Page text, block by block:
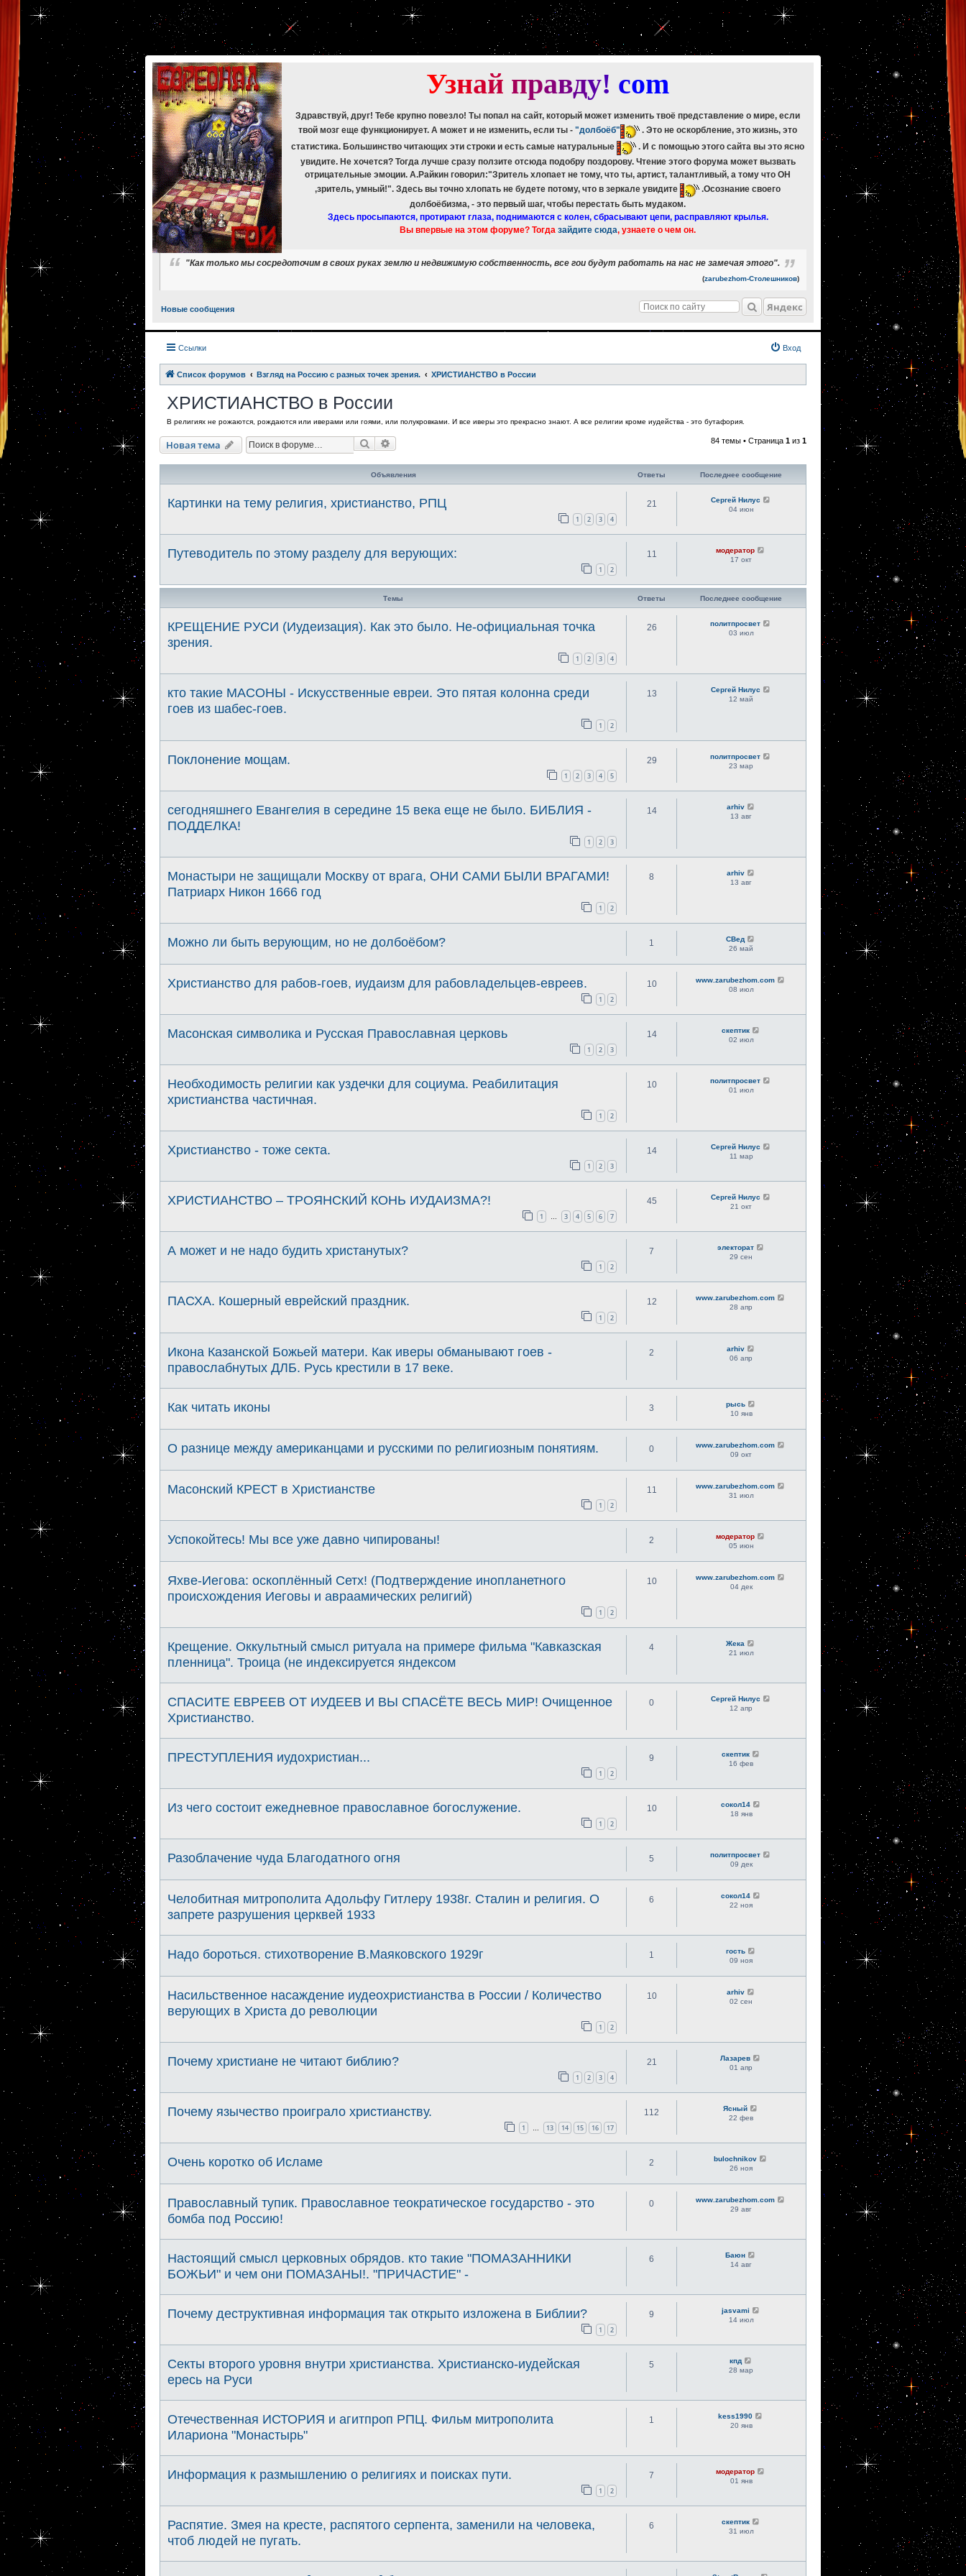
[phpBB Debug] PHP Warning : in file [ROOT]/phpbb/db/driver/mysqli.php
mysqli_fetch_assoc(): Couldn't fetch mysqli_result
[phpBB Debug] PHP Warning
[ROOT]/phpbb/db/driver/mysqli.php
mysqli_free_result(): Couldn't fetch mysqli_result
[phpBB Debug] PHP Warning
: in file [ROOT]/phpbb/db/driver/mysqli.php 265 :mysqli_fetch_assoc(): Couldn't fetch mysqli_result
[phpBB Debug] PHP Warning
: in file [ROOT]/phpbb/db/driver/mysqli.php on line 329 :mysqli_free_result(): Couldn't fetch mysqli_result
[phpBB Debug] PHP Warning
[ROOT]/phpbb/db/driver/mysqli.php on line 265 : mysqli_fetch_assoc(): Couldn't fetch mysqli_result
[phpBB Debug] PHP Warning
[ROOT]/phpbb/db/driver/mysqli.php on line mysqli_free_result(): Couldn't fetch mysqli_result
Узнай правду! com
Здравствуй, друг! Тебе крупно повезло! Ты попал на сайт, который может изменить твоё представление о мире, если
твой мозг еще функционирует. А может и не изменить, если ты - "долбоёб"
. Это не оскорбление, это жизнь, это
статистика. Большинство читающих эти строки и есть самые натуральные
. И с помощью этого сайта вы это ясно
увидите. Не хочется? Тогда лучше сразу ползите отсюда подобру поздорову. Чтение этого форума может вызвать
отрицательные эмоции. А.Райкин говорил:"Зритель хлопает не тому, что ты, артист, талантливый, а тому что ОН
,зритель, умный!". Здесь вы точно хлопать не будете потому, что в зеркале увидите
.Осознание своего
долбоёбизма, - это первый шаг, чтобы перестать быть мудаком.
Здесь просыпаются, протирают глаза, поднимаются с колен, сбрасывают цепи, расправляют крылья.
Вы впервые на этом форуме? Тогда зайдите сюда, узнаете о чем он.
"Как только мы сосредоточим в своих руках землю и недвижимую собственность, все гои будут работать на нас не замечая этого".
(zarubezhom-Столешников)
Новые сообщения Яндекс
Ссылки Вход
Список форумов Взгляд на Россию с разных точек зрения. ХРИСТИАНСТВО в России
ХРИСТИАНСТВО в России
В религиях не рожаются, рождаются или иверами или гоями, или полукровками. И все иверы это прекрасно знают. А все религии кроме иудейства - это бутафория.
Новая тема Поиск 84 темы • Страница 1 из 1
Объявления Ответы Последнее сообщение
Картинки на тему религия, христианство, РПЦ
1 2 3 4
21
Сергей Нилус
04 июн
Путеводитель по этому разделу для верующих:
1 2
11
модератор
17 окт
Темы Ответы Последнее сообщение
КРЕЩЕНИЕ РУСИ (Иудеизация). Как это было. Не-официальная точка
зрения.
1 2 3 4
26
политпросвет
03 июл
кто такие МАСОНЫ - Искусственные евреи. Это пятая колонна среди
гоев из шабес-гоев.
1 2
13
Сергей Нилус
12 май
Поклонение мощам.
1 2 3 4 5
29
политпросвет
23 мар
сегодняшнего Евангелия в середине 15 века еще не было. БИБЛИЯ -
ПОДДЕЛКА!
1 2 3
14
arhiv
13 авг
Монастыри не защищали Москву от врага, ОНИ САМИ БЫЛИ ВРАГАМИ!
Патриарх Никон 1666 год
1 2
8
arhiv
13 авг
Можно ли быть верующим, но не долбоёбом? 1
СВед
26 май
Христианство для рабов-гоев, иудаизм для рабовладельцев-евреев.
1 2
10
www.zarubezhom.com
08 июл
Масонская символика и Русская Православная церковь
1 2 3
14
скептик
02 июл
Необходимость религии как уздечки для социума. Реабилитация
христианства частичная.
1 2
10
политпросвет
01 июл
Христианство - тоже секта.
1 2 3
14
Сергей Нилус
11 мар
ХРИСТИАНСТВО – ТРОЯНСКИЙ КОНЬ ИУДАИЗМА?!
1 … 3 4 5 6 7
45
Сергей Нилус
21 окт
А может и не надо будить христанутых?
1 2
7
электорат
29 сен
ПАСХА. Кошерный еврейский праздник.
1 2
12
www.zarubezhom.com
28 апр
Икона Казанской Божьей матери. Как иверы обманывают гоев -
правослабнутых ДЛБ. Русь крестили в 17 веке.
2
arhiv
06 апр
Как читать иконы 3
рысь
10 янв
О разнице между американцами и русскими по религиозным понятиям. 0
www.zarubezhom.com
09 окт
Масонский КРЕСТ в Христианстве
1 2
11
www.zarubezhom.com
31 июл
Успокойтесь! Мы все уже давно чипированы! 2
модератор
05 июн
Яхве-Иегова: оскоплённый Сетх! (Подтверждение инопланетного
происхождения Иеговы и авраамических религий)
1 2
10
www.zarubezhom.com
04 дек
Крещение. Оккультный смысл ритуала на примере фильма "Кавказская
пленница". Троица (не индексируется яндексом
4
Жека
21 июл
СПАСИТЕ ЕВРЕЕВ ОТ ИУДЕЕВ И ВЫ СПАСЁТЕ ВЕСЬ МИР! Очищенное
Христианство.
0
Сергей Нилус
12 апр
ПРЕСТУПЛЕНИЯ иудохристиан...
1 2
9
скептик
16 фев
Из чего состоит ежедневное православное богослужение.
1 2
10
сокол14
18 янв
Разоблачение чуда Благодатного огня 5
политпросвет
09 дек
Челобитная митрополита Адольфу Гитлеру 1938г. Сталин и религия. О
запрете разрушения церквей 1933
6
сокол14
22 ноя
Надо бороться. стихотворение В.Маяковского 1929г 1
гость
09 ноя
Насильственное насаждение иудеохристианства в России / Количество
верующих в Христа до революции
1 2
10
arhiv
02 сен
Почему христиане не читают библию?
1 2 3 4
21
Лазарев
01 апр
Почему язычество проиграло христианству.
1 … 13 14 15 16 17
112
Ясный
22 фев
Очень коротко об Исламе 2
bulochnikov
26 ноя
Православный тупик. Православное теократическое государство - это
бомба под Россию!
0
www.zarubezhom.com
29 авг
Настоящий смысл церковных обрядов. кто такие "ПОМАЗАННИКИ
БОЖЬИ" и чем они ПОМАЗАНЫ!. "ПРИЧАСТИЕ" -
6
Баюн
14 авг
Почему деструктивная информация так открыто изложена в Библии?
1 2
9
jasvami
14 июл
Секты второго уровня внутри христианства. Христианско-иудейская
ересь на Руси
5
кпд
28 мар
Отечественная ИСТОРИЯ и агитпроп РПЦ. Фильм митрополита
Илариона "Монастырь"
1
kess1990
20 янв
Информация к размышлению о религиях и поисках пути.
1 2
7
модератор
01 янв
Распятие. Змея на кресте, распятого серпента, заменили на человека,
чтоб людей не пугать.
6
скептик
31 июл